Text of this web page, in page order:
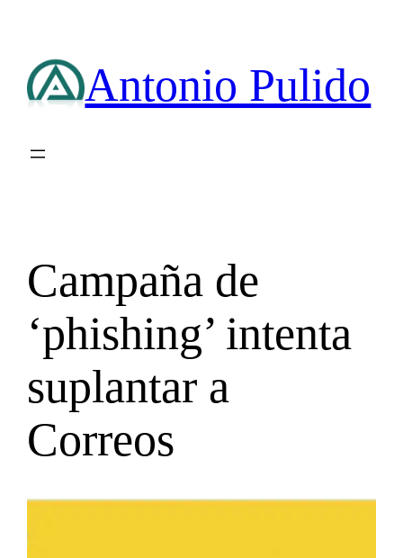
contenido Antonio Pulido
Campaña de
‘phishing’ intenta
suplantar a
Correos